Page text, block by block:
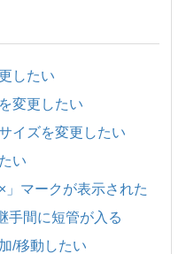
したい
変更したい
イズを変更したい
い
」マークが表示された
手間に短管が入る
/移動したい